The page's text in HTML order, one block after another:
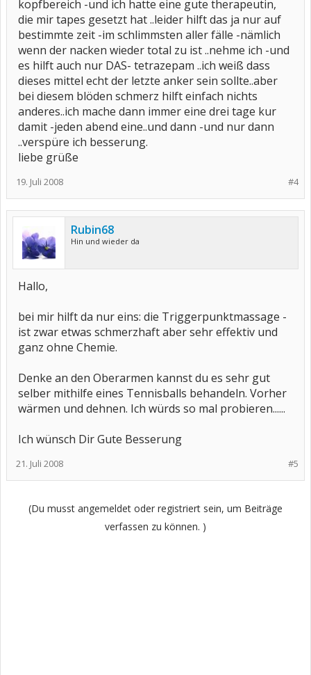
kopfbereich -und ich hatte eine gute therapeutin,
die mir tapes gesetzt hat ..leider hilft das ja nur auf
bestimmte zeit -im schlimmsten aller fälle -nämlich
wenn der nacken wieder total zu ist ..nehme ich -und
es hilft auch nur DAS- tetrazepam ..ich weiß dass
dieses mittel echt der letzte anker sein sollte..aber
bei diesem blöden schmerz hilft einfach nichts
anderes..ich mache dann immer eine drei tage kur
damit -jeden abend eine..und dann -und nur dann
..verspüre ich besserung.
liebe grüße
#4
19. Juli 2008
Rubin68
Hin und wieder da
Hallo,
bei mir hilft da nur eins: die Triggerpunktmassage -
ist zwar etwas schmerzhaft aber sehr effektiv und
ganz ohne Chemie.
Denke an den Oberarmen kannst du es sehr gut
selber mithilfe eines Tennisballs behandeln. Vorher
wärmen und dehnen. Ich würds so mal probieren......
Ich wünsch Dir Gute Besserung
#5
21. Juli 2008
(Du musst angemeldet oder registriert sein, um Beiträge
verfassen zu können. )